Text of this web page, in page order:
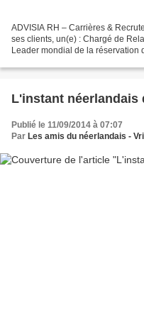
ADVISIA RH – Carrières &
ses clients, un(e) : Chargé de
Leader mondial de la réservation
L'instant néerlandais
Publié le 11/09/2014 à 07:07
Par Les amis du néerlandais -